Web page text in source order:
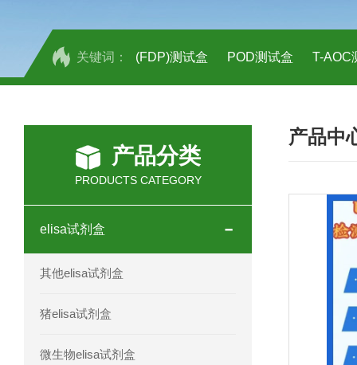
关键词： (FDP)测试盒 POD测试盒 T-AOC
人全式钴氨素2(HTSB2)elisa试剂盒现
人鞘脂(SPH)elisa试剂盒现货速发
人抗卵巢抗体(Anti-OV Ab)elisa试剂盒
人蓝氏贾第虫(GL)elisa试剂盒厂家直销
人疱疹病毒-6型感染(HHV-6)elisa试剂
产品分类
PRODUCTS CATEGORY
elisa试剂盒
其他elisa试剂盒
猪elisa试剂盒
微生物elisa试剂盒
产品中